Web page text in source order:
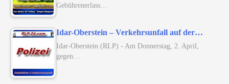
Gebührenerlass…
Idar-Oberstein – Verkehrsunfall auf der…
Idar-Oberstein (RLP) - Am Donnerstag, 2. April,
gegen…